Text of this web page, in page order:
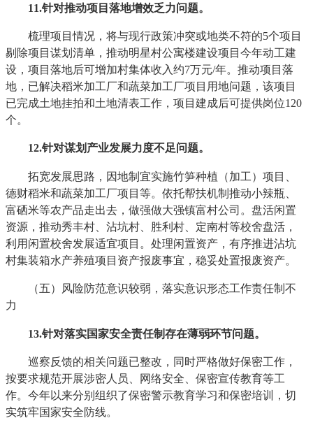
11.针对推动项目落地增效乏力问题。
梳理项目情况，将与现行政策冲突或地类不符的5个项目
剔除项目谋划清单，推动明星村公寓楼建设项目今年动工建
设，项目落地后可增加村集体收入约7万元/年。推动项目落
地，已解决稻米加工厂和蔬菜加工厂项目用地问题，该项目
已完成土地挂拍和土地清表工作，项目建成后可提供岗位120
个。
12.针对谋划产业发展力度不足问题。
拓宽发展思路，因地制宜实施竹笋种植（加工）项目、
德财稻米和蔬菜加工厂项目等。依托帮扶机制推动小辣瓶、
富硒米等农产品走出去，做强做大强镇富村公司。盘活闲置
资源，推动秀丰村、沾坑村、胜利村、定南村等校舍盘活，
利用闲置校舍发展适宜项目。处理闲置资产，有序推进沾坑
村集装箱水产养殖项目资产报废事宜，稳妥处置报废资产。
（五）风险防范意识较弱，落实意识形态工作责任制不
力
13.针对落实国家安全责任制存在薄弱环节问题。
巡察反馈的相关问题已整改，同时严格做好保密工作，
按要求规范开展涉密人员、网络安全、保密宣传教育等工
作。今年以来分别组织了保密警示教育学习和保密培训，切
实筑牢国家安全防线。